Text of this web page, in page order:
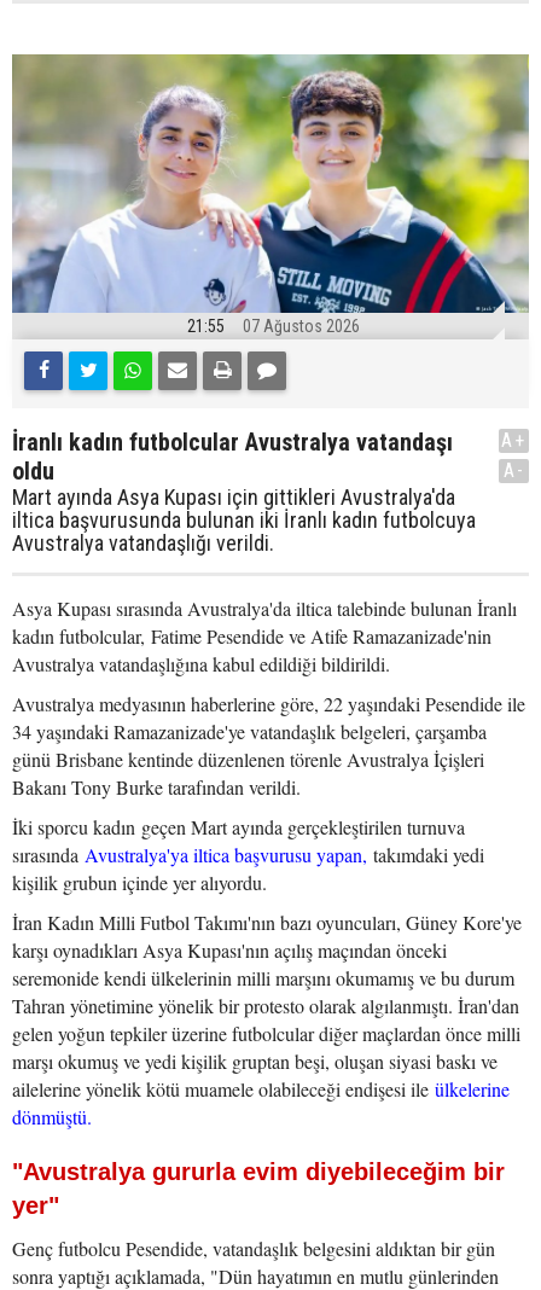
21:55 07 Ağustos 2026
İranlı kadın futbolcular Avustralya vatandaşı
oldu
Mart ayında Asya Kupası için gittikleri Avustralya'da
iltica başvurusunda bulunan iki İranlı kadın futbolcuya
Avustralya vatandaşlığı verildi.
A+
A-
Asya Kupası sırasında Avustralya'da iltica talebinde bulunan İranlı
kadın futbolcular, Fatime Pesendide ve Atife Ramazanizade'nin
Avustralya vatandaşlığına kabul edildiği bildirildi.
Avustralya medyasının haberlerine göre, 22 yaşındaki Pesendide ile
34 yaşındaki Ramazanizade'ye vatandaşlık belgeleri, çarşamba
günü Brisbane kentinde düzenlenen törenle Avustralya İçişleri
Bakanı Tony Burke tarafından verildi.
İki sporcu kadın geçen Mart ayında gerçekleştirilen turnuva
sırasında Avustralya'ya iltica başvurusu yapan, takımdaki yedi
kişilik grubun içinde yer alıyordu.
İran Kadın Milli Futbol Takımı'nın bazı oyuncuları, Güney Kore'ye
karşı oynadıkları Asya Kupası'nın açılış maçından önceki
seremonide kendi ülkelerinin milli marşını okumamış ve bu durum
Tahran yönetimine yönelik bir protesto olarak algılanmıştı. İran'dan
gelen yoğun tepkiler üzerine futbolcular diğer maçlardan önce milli
marşı okumuş ve yedi kişilik gruptan beşi, oluşan siyasi baskı ve
ailelerine yönelik kötü muamele olabileceği endişesi ile ülkelerine
dönmüştü.
"Avustralya gururla evim diyebileceğim bir
yer"
Genç futbolcu Pesendide, vatandaşlık belgesini aldıktan bir gün
sonra yaptığı açıklamada, "Dün hayatımın en mutlu günlerinden